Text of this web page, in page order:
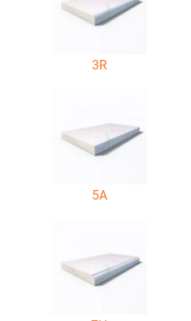
3R
5A